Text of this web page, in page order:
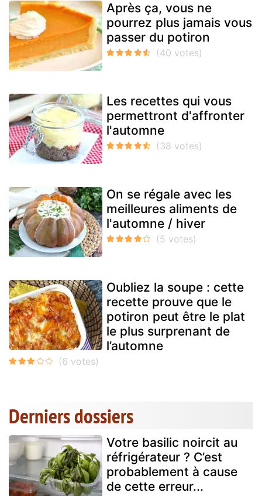
Après ça, vous ne
pourrez plus jamais vous
passer du potiron
Les recettes qui vous
permettront d'affronter
l'automne
On se régale avec les
meilleures aliments de
l'automne / hiver
Oubliez la soupe : cette
recette prouve que le
potiron peut être le plat
le plus surprenant de
l’automne
Derniers dossiers
Votre basilic noircit au
réfrigérateur ? C’est
probablement à cause
de cette erreur...